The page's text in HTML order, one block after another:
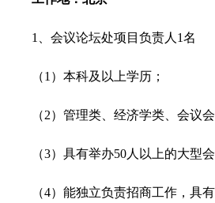
1 会议论坛处项目负责人1名
（1）本科及以上学历；
（2）管理类、经济学类、会议
（3）具有举办50人以上的大型
（4）能独立负责招商工作，具